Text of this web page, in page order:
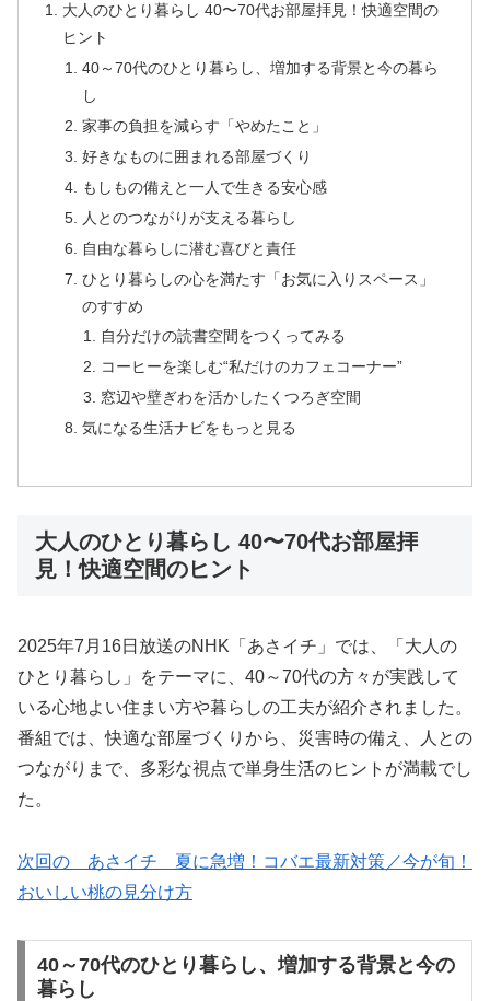
大人のひとり暮らし 40〜70代お部屋拝見！快適空間の
ヒント
40～70代のひとり暮らし、増加する背景と今の暮ら
し
家事の負担を減らす「やめたこと」
好きなものに囲まれる部屋づくり
もしもの備えと一人で生きる安心感
人とのつながりが支える暮らし
自由な暮らしに潜む喜びと責任
ひとり暮らしの心を満たす「お気に入りスペース」
のすすめ
自分だけの読書空間をつくってみる
コーヒーを楽しむ“私だけのカフェコーナー”
窓辺や壁ぎわを活かしたくつろぎ空間
気になる生活ナビをもっと見る
大人のひとり暮らし 40〜70代お部屋拝
見！快適空間のヒント
2025年7月16日放送のNHK「あさイチ」では、「大人の
ひとり暮らし」をテーマに、40～70代の方々が実践して
いる心地よい住まい方や暮らしの工夫が紹介されました。
番組では、快適な部屋づくりから、災害時の備え、人との
つながりまで、多彩な視点で単身生活のヒントが満載でし
た。
次回の あさイチ 夏に急増！コバエ最新対策／今が旬！
おいしい桃の見分け方
40～70代のひとり暮らし、増加する背景と今の
暮らし